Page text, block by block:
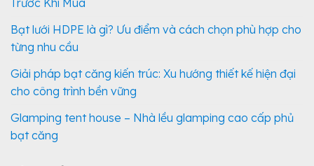
Trước Khi Mua
Bạt lưới HDPE là gì? Ưu điểm và cách chọn phù hợp cho
từng nhu cầu
Giải pháp bạt căng kiến trúc: Xu hướng thiết kế hiện đại
cho công trình bền vững
Glamping tent house – Nhà lều glamping cao cấp phủ
bạt căng